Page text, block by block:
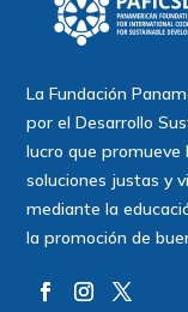
La Fundación
por el Desarrollo
lucro que promueve
soluciones justas y
mediante la
la promoción de